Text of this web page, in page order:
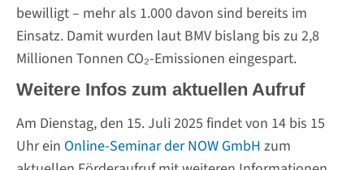
bewilligt – mehr als 1.000 davon sind bereits im
Einsatz. Damit wurden laut BMV bislang bis zu 2,8
Millionen Tonnen CO₂-Emissionen eingespart.
Weitere Infos zum aktuellen Aufruf
Am Dienstag, den 15. Juli 2025 findet von 14 bis 15
Uhr ein Online-Seminar der NOW GmbH zum